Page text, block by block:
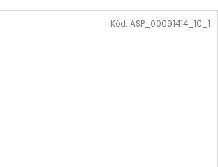
Kód: ASP_00091414_10_1